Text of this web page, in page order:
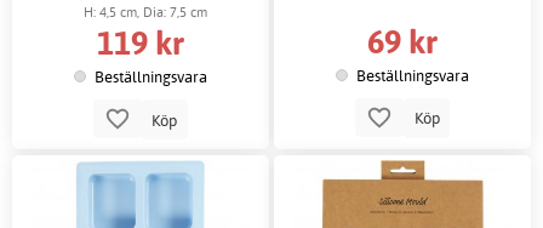
H: 4,5 cm, Dia: 7,5 cm
119 kr
Beställningsvara
Köp
69 kr
Beställningsvara
Köp